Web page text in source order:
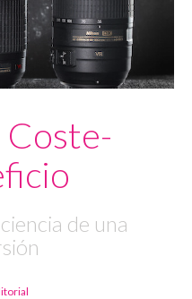
de una